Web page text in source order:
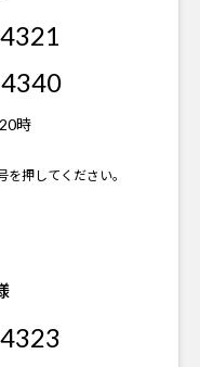
時
押してください。